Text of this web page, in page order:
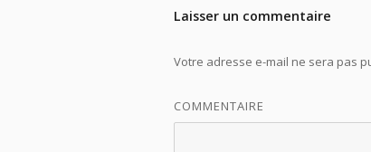
Laisser un commentaire
Votre adresse e-mail ne sera pas
COMMENTAIRE